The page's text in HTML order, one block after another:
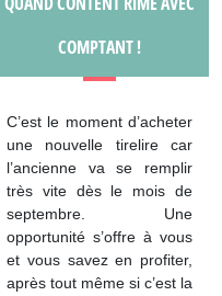
COMPTANT !
C’est le moment d’acheter
une nouvelle tirelire car
l’ancienne va se remplir
très vite dès le mois de
septembre. Une
opportunité s’offre à vous
et vous savez en profiter,
après tout même si c’est la